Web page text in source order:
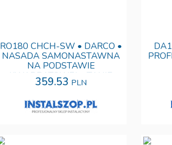
RO180 CHCH-SW • DARCO •
NASADA SAMONASTAWNA
NA PODSTAWIE
KWADRATOWEJ • TANIE
PROFESJONALNA WYSYŁKA
359.53 PLN